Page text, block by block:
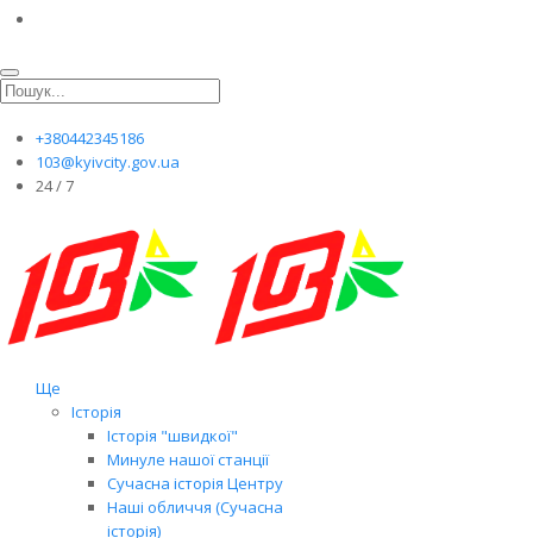
+380442345186
103@kyivcity.gov.ua
24 / 7
Ще
Історія
Історія "швидкої"
Минуле нашої станції
Сучасна історія Центру
Наші обличчя (Сучасна
історія)